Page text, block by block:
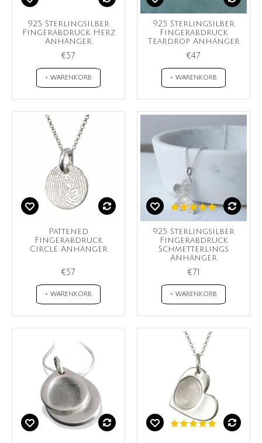
925 Sterlingsilber
Fingerabdruck Herz
Anhänger
€57
+ WARENKORB
925 Sterlingsilber
Fingerabdruck
Teardrop Anhänger
€47
+ WARENKORB
Pattened
Fingerabdruck
Circle Anhänger
€57
+ WARENKORB
925 Sterlingsilber
Fingerabdruck
Schmetterlings
Anhänger
€71
+ WARENKORB